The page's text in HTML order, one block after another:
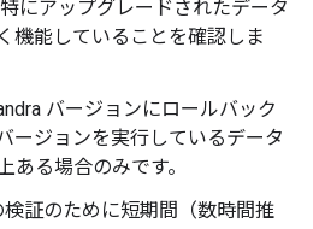
にアップグレードされたデータ
機能していることを確認しま
バージョンにロールバック
ージョンを実行しているデータ
ある場合のみです。
検証のために短期間（数時間推